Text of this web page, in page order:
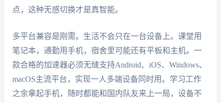
点，这种无感切换才是真智能。
多平台兼容是刚需。生活不会只在一台设备上。课堂用
笔记本，通勤用手机，宿舍里可能还有平板和主机。一
款合格的加速器必须无缝支持Android、iOS、Windows、
macOS主流平台，实现一人多端设备同时用。学习工作
之余拿起手机，随时都能和国内队友来上一局，设备不